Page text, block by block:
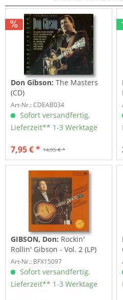
Don Gibson:The Masters
(CD)
Art-Nr.: CDEAB034
Sofort versandfertig,
Lieferzeit** 1-3 Werktage
14,95 € *
7,95 € *
GIBSON, Don: Rockin'
Rollin' Gibson - Vol. 2 (LP)
Art-Nr.: BFX15097
Sofort versandfertig,
Lieferzeit** 1-3 Werktage